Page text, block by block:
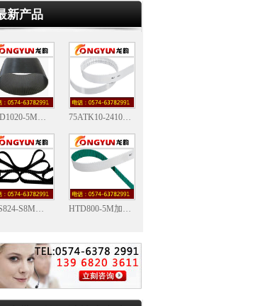
新产品
HTD1020-5M圆弧齿同步带 75ATK10-2410-DL聚氨酯双面齿同步
STS824-S8M型同步带 HTD800-5M加钢丝PU同步带